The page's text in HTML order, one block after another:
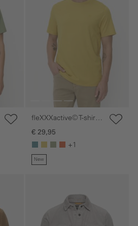
fleXXXactive© T-shirt
met 4-weg stretch
€ 29,95
+1
New